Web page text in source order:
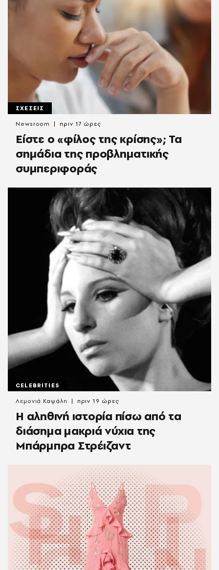
ΣΧΕΣΕΙΣ
Είστε ο «φίλος της κρίσης»; Τα
σημάδια της προβληματικής
συμπεριφοράς
Newsroom πριν 17 ώρες
CELEBRITIES
Η αληθινή ιστορία πίσω από τα
διάσημα μακριά νύχια της
Μπάρμπρα Στρέιζαντ
Λεμονιά Καψάλη πριν 19 ώρες